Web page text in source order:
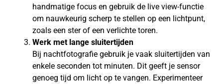
handmatige focus en gebruik de live view-functie
om nauwkeurig scherp te stellen op een lichtpunt,
zoals een ster of een verlichte toren.
Werk met lange sluitertijden
Bij nachtfotografie gebruik je vaak sluitertijden van
enkele seconden tot minuten. Dit geeft je sensor
genoeg tijd om licht op te vangen. Experimenteer